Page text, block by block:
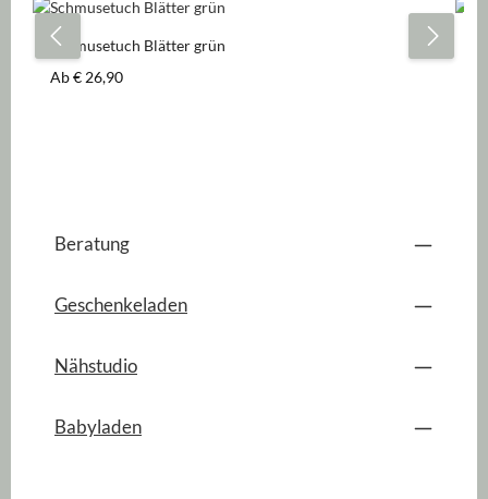
Schmusetuch Blätter grün
Regulärer Preis:
Ab€ 26,90
Beratung
Geschenkeladen
Nähstudio
Babyladen